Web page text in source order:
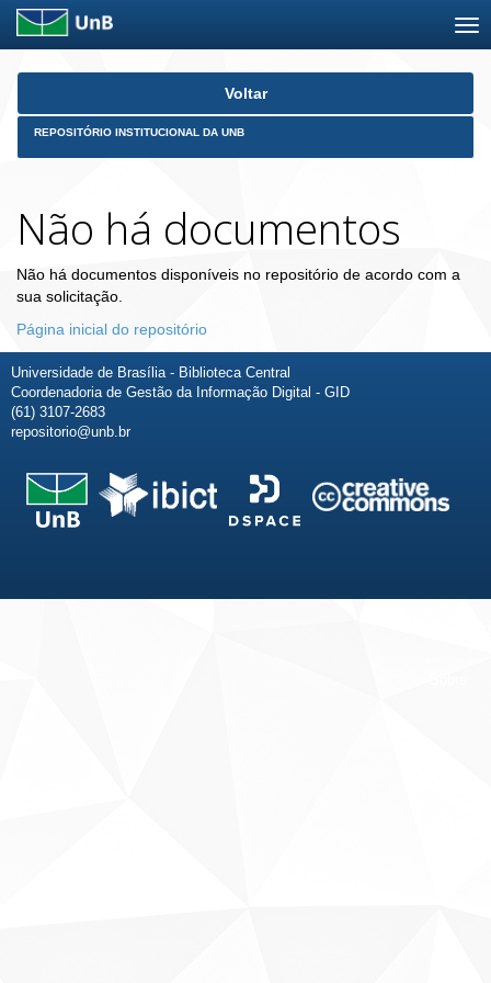
Skip
Voltar
REPOSITÓRIO INSTITUCIONAL DA UNB
Não há documentos
Não há documentos disponíveis no repositório de acordo com a
sua solicitação.
Página inicial do repositório
Universidade de Brasília - Biblioteca Central
Coordenadoria de Gestão da Informação Digital - GID
(61) 3107-2683
repositorio@unb.br